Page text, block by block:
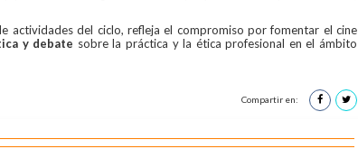
actividades del ciclo, refleja el compromiso por fomentar el cine
y debate sobre la práctica y la ética profesional en el ámbito
Compartir en: